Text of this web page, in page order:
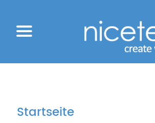
Startseite